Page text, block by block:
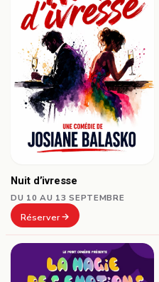
Nuit d’ivresse
DU 10 AU 13 SEPTEMBRE
Réserver